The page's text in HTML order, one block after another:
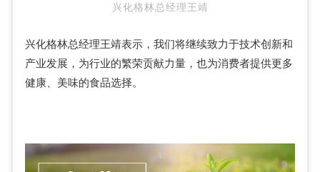
兴化格林总经理王靖
兴化格林总经理王靖表示，我们将继续致力于技术创新和
产业发展，为行业的繁荣贡献力量，也为消费者提供更多
健康、美味的食品选择。